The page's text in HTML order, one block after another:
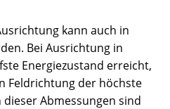
kann auch in
Bei Ausrichtung in
Energiezustand erreicht,
Feldrichtung der höchste
Abmessungen sind